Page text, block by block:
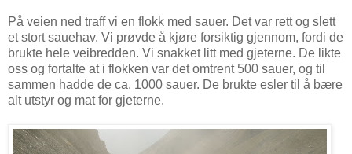
På veien ned traff vi en flokk med sauer. Det var rett og slett
et stort sauehav. Vi prøvde å kjøre forsiktig gjennom, fordi de
brukte hele veibredden. Vi snakket litt med gjeterne. De likte
oss og fortalte at i flokken var det omtrent 500 sauer, og til
sammen hadde de ca. 1000 sauer. De brukte esler til å bære
alt utstyr og mat for gjeterne.